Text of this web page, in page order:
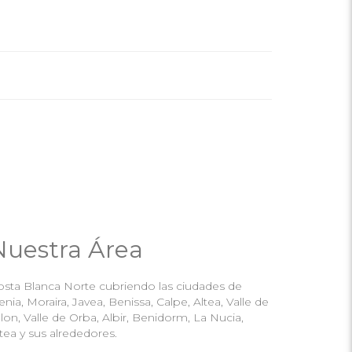
Área
Blanca Norte cubriendo las ciudades de
Moraira, Javea, Benissa, Calpe, Altea, Valle de
Valle de Orba, Albir, Benidorm, La Nucia,
y sus alrededores.